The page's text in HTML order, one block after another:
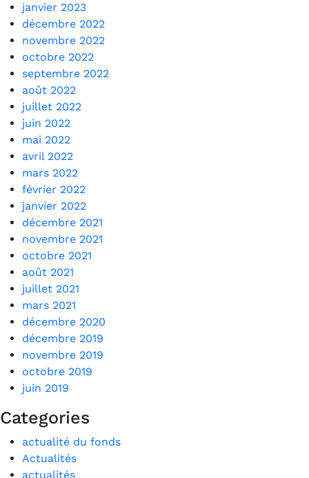
janvier 2023
décembre 2022
novembre 2022
octobre 2022
septembre 2022
août 2022
juillet 2022
juin 2022
mai 2022
avril 2022
mars 2022
février 2022
janvier 2022
décembre 2021
novembre 2021
octobre 2021
août 2021
juillet 2021
mars 2021
décembre 2020
décembre 2019
novembre 2019
octobre 2019
juin 2019
Categories
actualité du fonds
Actualités
actualités